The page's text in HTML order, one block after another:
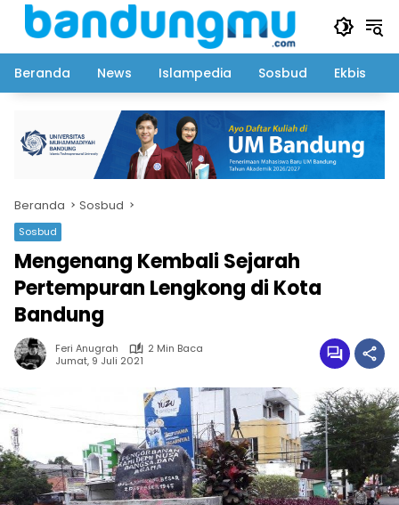
Langsung
Beranda
News Islampedia Sosbud Ekbis
Beranda Sosbud
Sosbud
Mengenang Kembali Sejarah
Pertempuran Lengkong di Kota
Bandung
Feri Anugrah
2 Min Baca
Jumat, 9 Juli 2021